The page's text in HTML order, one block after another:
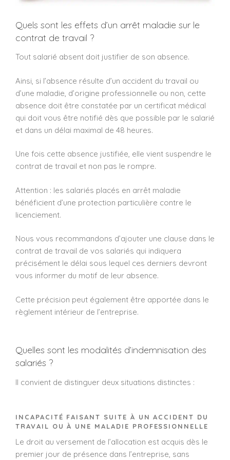
Quels sont les effets d’un arrêt maladie sur le
contrat de travail ?
Tout salarié absent doit justifier de son absence.
Ainsi, si l’absence résulte d’un accident du travail ou
d’une maladie, d’origine professionnelle ou non, cette
absence doit être constatée par un certificat médical
qui doit vous être notifié dès que possible par le salarié
et dans un délai maximal de 48 heures.
Une fois cette absence justifiée, elle vient suspendre le
contrat de travail et non pas le rompre.
Attention : les salariés placés en arrêt maladie
bénéficient d’une protection particulière contre le
licenciement.
Nous vous recommandons d’ajouter une clause dans le
contrat de travail de vos salariés qui indiquera
précisément le délai sous lequel ces derniers devront
vous informer du motif de leur absence.
Cette précision peut également être apportée dans le
règlement intérieur de l’entreprise.
Quelles sont les modalités d’indemnisation des
salariés ?
Il convient de distinguer deux situations distinctes :
INCAPACITÉ FAISANT SUITE À UN ACCIDENT DU
TRAVAIL OU À UNE MALADIE PROFESSIONNELLE
Le droit au versement de l’allocation est acquis dès le
premier jour de présence dans l’entreprise, sans